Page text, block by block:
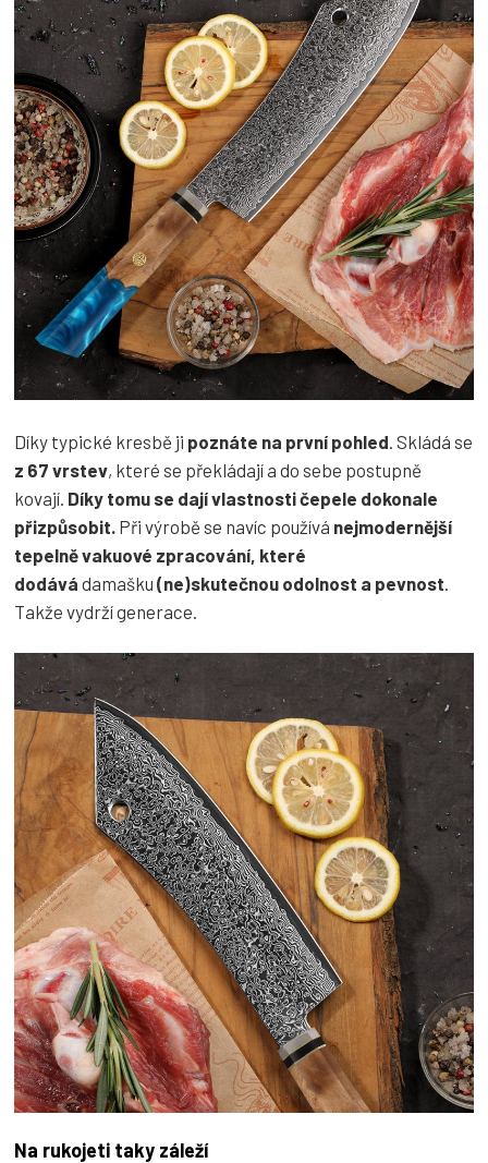
Díky typické kresbě ji poznáte na první pohled . Skládá se
z 67 vrstev, které se překládají a do sebe postupně
kovají. Díky tomu se dají vlastnosti čepele dokonale
přizpůsobit. Při výrobě se navíc používá nejmodernější
tepelně vakuové zpracování, které
dodává damašku (ne)skutečnou odolnost a pevnost
Takže vydrží generace.
Na rukojeti taky záleží